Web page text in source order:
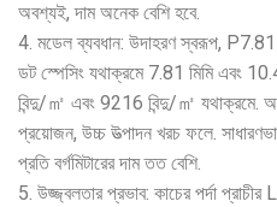
অবশ্যই, দাম অনেক বেশি হবে.
4. মডেল ব্যবধান: উদাহরণ স্বরূপ,
ডট স্পেসিং যথাক্রমে 7.81 মিমি এবং
বিন্দু/㎡ এবং 9216 বিন্দু/㎡
প্রয়োজন, উচ্চ উত্পাদন খরচ ফলে.
প্রতি বর্গমিটারের দাম তত বেশি.
5. উজ্জ্বলতার প্রভাব: কাচের পর্দা